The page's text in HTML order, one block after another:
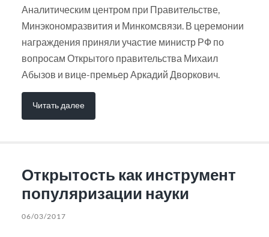
Аналитическим центром при Правительстве,
Минэкономразвития и Минкомсвязи. В церемонии
награждения приняли участие министр РФ по
вопросам Открытого правительства Михаил
Абызов и вице-премьер Аркадий Дворкович.
Читать далее
Открытость как инструмент
популяризации науки
06/03/2017